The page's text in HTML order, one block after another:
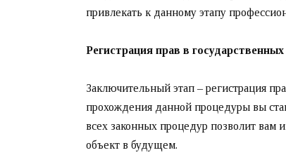
привлекать к данному этапу
Регистрация прав в государственных
Заключительный этап – регистрация
прохождения данной процедуры вы
всех законных процедур позволит вам
объект в будущем.